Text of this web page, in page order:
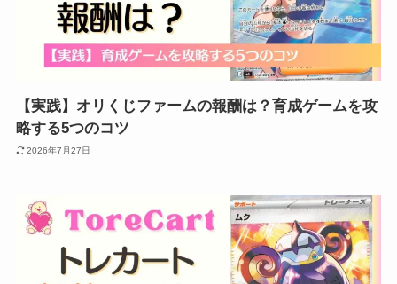
【実践】オリくじファームの報酬は？育成ゲームを攻
略する5つのコツ
2026年7月27日